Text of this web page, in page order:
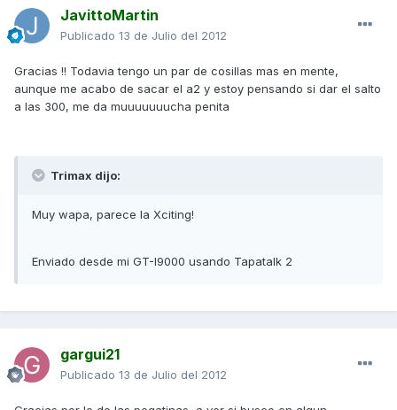
JavittoMartin
Publicado 13 de Julio del 2012
Gracias !! Todavia tengo un par de cosillas mas en mente,
aunque me acabo de sacar el a2 y estoy pensando si dar el salto
a las 300, me da muuuuuuucha penita
Trimax dijo:
Muy wapa, parece la Xciting!
Enviado desde mi GT-I9000 usando Tapatalk 2
gargui21
Publicado 13 de Julio del 2012